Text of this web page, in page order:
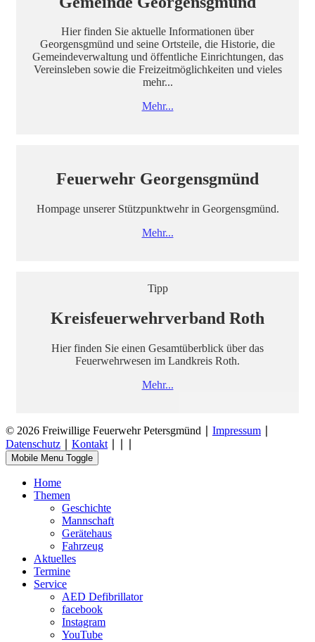
Hier finden Sie aktuelle Informationen über
Georgensgmünd und seine Ortsteile, die Historie, die
Gemeindeverwaltung und öffentliche Einrichtungen, das
Vereinsleben sowie die Freizeitmöglichkeiten und vieles
mehr...
Mehr...
Feuerwehr Georgensgmünd
Hompage unserer Stützpunktwehr in Georgensgmünd.
Mehr...
Tipp
Kreisfeuerwehrverband Roth
Hier finden Sie einen Gesamtüberblick über das
Feuerwehrwesen im Landkreis Roth.
Mehr...
© 2026 Freiwillige Feuerwehr Petersgmünd ∣ Impressum
Datenschutz
Kontakt
Mobile Menu Toggle
Home
Themen
Geschichte
Mannschaft
Gerätehaus
Fahrzeug
Aktuelles
Termine
Service
AED Defibrillator
facebook
Instagram
YouTube